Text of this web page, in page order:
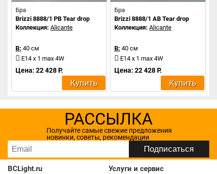
Бра
Brizzi 8888/1 PB Tear drop
Коллекция: Alicante
В: 40 см
E14 x 1 max 4W
Цена: 22 428 Р.
Купить
Бра
Brizzi 8888/1 AB Tear drop
Коллекция: Alicante
В: 40 см
E14 x 1 max 4W
Цена: 22 428 Р.
Купить
РАССЫЛКА
Получайте самые свежие предложения
новинки, советы, рекомендации
BCLight.ru Услуги и сервис